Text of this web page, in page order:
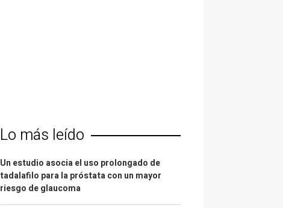
Lo más leído
Un estudio asocia el uso prolongado de
tadalafilo para la próstata con un mayor
riesgo de glaucoma